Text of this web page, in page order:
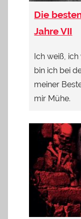
Die
Jahre VII
Ich weiß,
bin ich bei
meiner
mir Mühe.